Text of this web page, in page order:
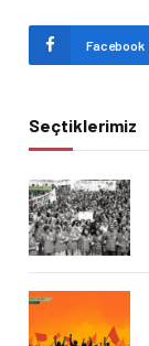
Facebook
Seçtiklerimiz